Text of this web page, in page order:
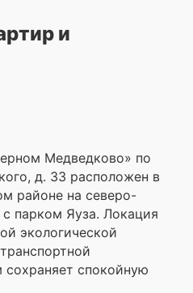
и
Медведково» по
д. 33 расположен в
районе на северо-
парком Яуза. Локация
экологической
спокойную